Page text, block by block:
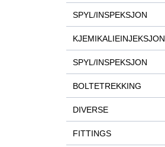
SPYL/INSPEKSJON
KJEMIKALIEINJEKSJON
SPYL/INSPEKSJON
BOLTETREKKING
DIVERSE
FITTINGS